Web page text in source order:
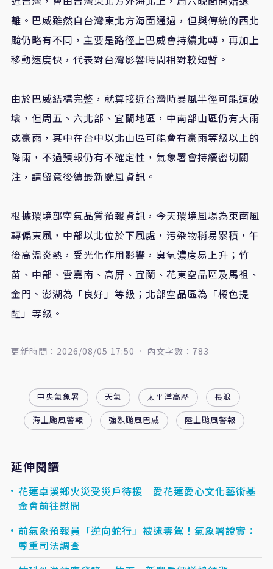
離。巴威雖然自台灣東北方海面通過，但與傳統的西北
颱仍略有不同，主要是路徑上巴威會持續北轉，再加上
移動速度快，代表對台灣影響時間相對較短暫。
由於巴威結構完整，就算接近台灣時暴風半徑可能遭破
壞，但周五、六北部、宜蘭地區，中南部山區仍有大雨
或豪雨，其中在台中以北山區可能會有豪雨等級以上的
降雨，不過預報仍有不確定性，氣象署會持續密切關
注，請留意後續最新颱風資訊。
根據環境部空氣品質預報資訊，今天環境風場為東南風
轉偏東風，中部以北位於下風處，污染物稍易累積，午
後高溫炎熱，受光化作用影響，臭氧濃度易上升；竹
苗、中部、雲嘉南、高屏、宜蘭、花東空品區及馬祖、
金門、澎湖為「良好」等級；北部空品區為「橘色提
醒」等級。
更新時間：2026/08/05 17:50 內文字數：783
中央氣象署 天氣 太平洋高壓
長浪
海上颱風警報
強烈颱風巴威 陸上颱風警報
延伸閱讀
花蓮卓溪鄉火災受災戶待援 愛花蓮愛心文化藝術基
金會前往慰問
前氣象預報員「逆向蛇行」被逮毒駕！氣象署證實：
尊重司法調查